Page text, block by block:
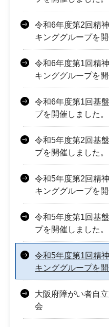
令和6年度第2回精
キンググループを開
令和6年度第1回精
キンググループを開
令和6年度第1回基
プを開催しました。
令和5年度第2回基
プを開催しました。
令和5年度第2回精
キンググループを開
令和5年度第1回基
プを開催しました。
令和5年度第1回精
キンググループを開
大阪府障がい者自
会